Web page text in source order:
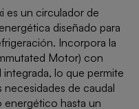
es un circulador de
diseñado para
Incorpora la
Motor) con
lo que permite
necesidades de caudal
energético hasta un